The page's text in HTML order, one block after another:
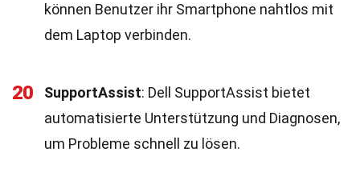
können Benutzer ihr Smartphone nahtlos mit
dem Laptop verbinden.
20 SupportAssist: Dell SupportAssist bietet
automatisierte Unterstützung und Diagnosen,
um Probleme schnell zu lösen.